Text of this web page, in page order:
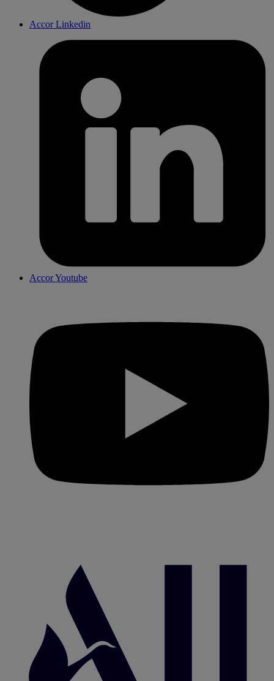
Accor Linkedin
Accor Youtube